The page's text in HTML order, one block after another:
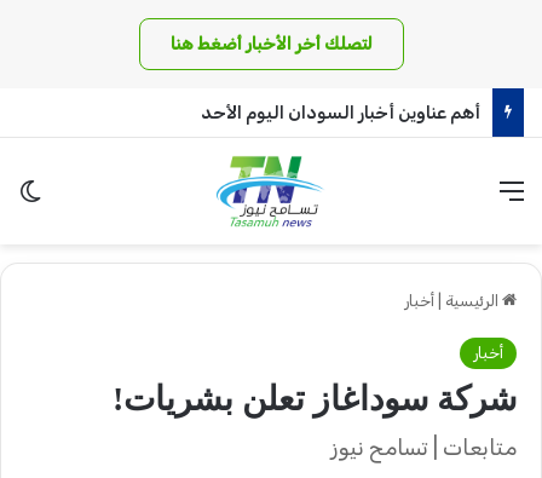
لتصلك أخر الأخبار أضغط هنا
أهم عناوين أخبار السودان اليوم الأحد
القائمة
الرئيسية أخبار
أخبار
شركة سوداغاز تعلن بشريات!
متابعات | تسامح نيوز